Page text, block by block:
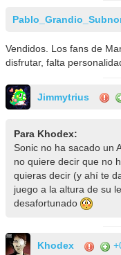
Vendidos. Los fans de
disfrutar, falta
Jimmytrius
Para Khodex:
Sonic no ha sacado un
no quiere decir que no
quieras decir (y ahí te
juego a la altura de su
desafortunado
Khodex